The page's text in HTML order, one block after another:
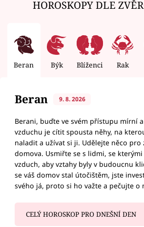
HOROSKOPY DLE
Beran Býk Blíženci Rak
Beran 9. 8. 2026
Berani, buďte ve svém přístupu mírní
vzduchu je cítit spousta něhy, na
naladit a užívat si ji. Udělejte něco pro
domova. Usmiřte se s lidmi, se
vzduch, aby vztahy byly v budoucnu
se váš domov stal útočištěm, jste
svého já, proto si ho važte a pečujte o
CELÝ HOROSKOP PRO DNEŠNÍ DEN